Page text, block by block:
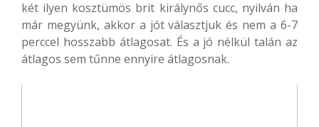
két ilyen kosztümös brit királynős cucc, nyilván ha
már megyünk, akkor a jót választjuk és nem a 6-7
perccel hosszabb átlagosat. És a jó nélkül talán az
átlagos sem tűnne ennyire átlagosnak.